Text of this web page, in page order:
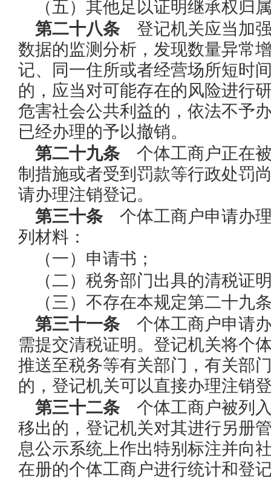
（五）其他足以证明继承权归
第二十八条登记机关应当加强
数据的监测分析，发现数量异常
记、同一住所或者经营场所短时
的，应当对可能存在的风险进行
危害社会公共利益的，依法不予
已经办理的予以撤销。
第二十九条个体工商户正在被
制措施或者受到罚款等行政处罚
请办理注销登记。
第三十条个体工商户申请办理
列材料：
（一）申请书；
（二）税务部门出具的清税证
（三）不存在本规定第二十九
第三十一条个体工商户申请办
需提交清税证明。登记机关将个
推送至税务等有关部门，有关部
的，登记机关可以直接办理注销
第三十二条个体工商户被列入
移出的，登记机关对其进行另册
息公示系统上作出特别标注并向
在册的个体工商户进行统计和登